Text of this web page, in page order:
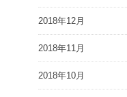
2018年12月
2018年11月
2018年10月